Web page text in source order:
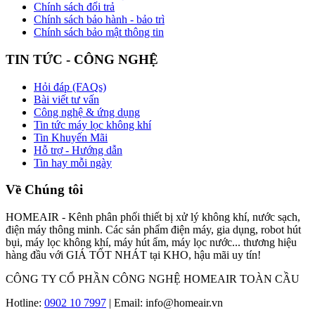
ổn định và êm ái nhất đồng thời mang lại cảm giác sạch sẽ và thoải
mái nhất trong căn nhà của mình.
biết nên mua model nào để phù hợp với điều kiện gia đình cũng như
090 210 7997để được hỗ trợ tư vấn và đặt mua máy lọc không khí
thương hiệu Coway với mức giá tốt nhất!
Cảm ơn quý khách đã quan tâm đến các sản phẩm máy lọc khí
Coway tại HomeAir.
Chính sách đổi trả
Chính sách bảo hành - bảo trì
Chính sách bảo mật thông tin
TIN TỨC - CÔNG NGHỆ
Hỏi đáp (FAQs)
Bài viết tư vấn
Công nghệ & ứng dụng
Tin tức máy lọc không khí
Tin Khuyến Mãi
Hỗ trợ - Hướng dẫn
Tin hay mỗi ngày
Về Chúng tôi
HOMEAIR - Kênh phân phối thiết bị xử lý không khí, nước sạch,
điện máy thông minh. Các sản phẩm điện máy, gia dụng, robot hút
bụi, máy lọc không khí, máy hút ẩm, máy lọc nước... thương hiệu
hàng đầu với GIÁ TỐT NHÁT tại KHO, hậu mãi uy tín!
CÔNG TY CỔ PHẦN CÔNG NGHỆ HOMEAIR TOÀN CẦU
Hotline: 0902 10 7997 | Email: info@homeair.vn